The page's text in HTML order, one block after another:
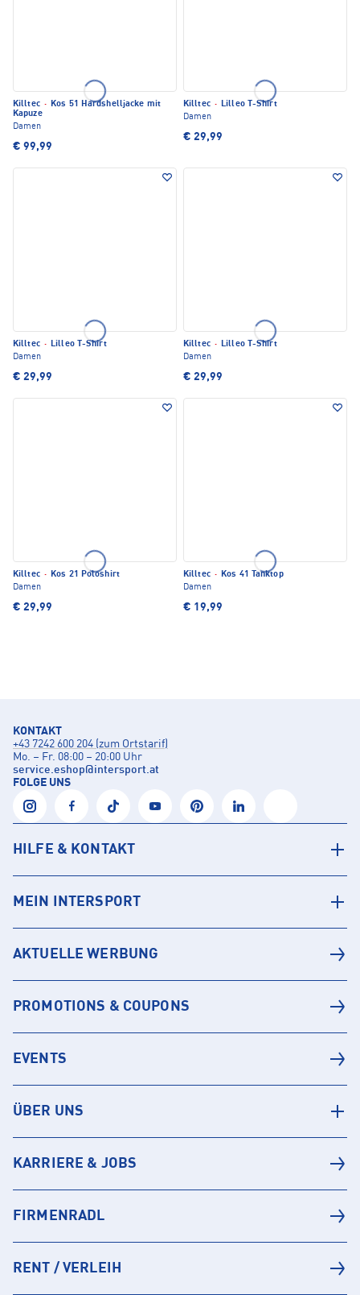
Killtec · Kos 51 Hardshelljacke mit
Kapuze
Damen
€ 99,99
Killtec · Lilleo T-Shirt
Damen
€ 29,99
Killtec · Lilleo T-Shirt
Damen
€ 29,99
Killtec · Lilleo T-Shirt
Damen
€ 29,99
Killtec · Kos 21 Poloshirt
Damen
€ 29,99
Killtec · Kos 41 Tanktop
Damen
€ 19,99
KONTAKT
+43 7242 600 204 (zum Ortstarif)
Mo. – Fr. 08:00 – 20:00 Uhr
service.eshop@intersport.at
FOLGE UNS
HILFE & KONTAKT
MEIN INTERSPORT
AKTUELLE WERBUNG
PROMOTIONS & COUPONS
EVENTS
ÜBER UNS
KARRIERE & JOBS
FIRMENRADL
RENT / VERLEIH